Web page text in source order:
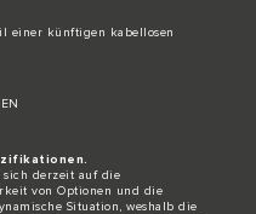
einer künftigen kabellosen
sich derzeit auf die
von Optionen und die
Situation, weshalb die